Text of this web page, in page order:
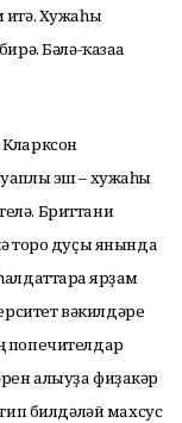
итә. Хужаһы
Бәлә-ҡазаға
эш – хужаһы
Бриттани
тоғро дуҫы янында
ярҙам
вәкилдәре
попечителдар
алыуҙа фиҙакәр
билдәләй махсус